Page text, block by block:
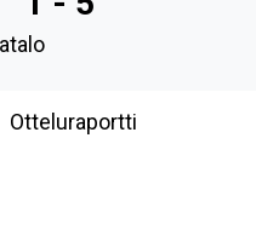
Otteluraportti